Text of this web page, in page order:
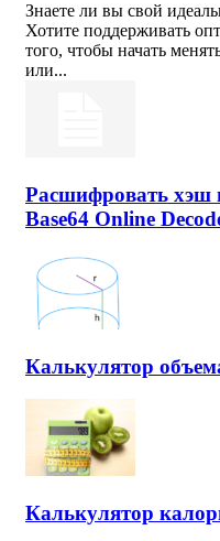
Знаете ли вы свой
Хотите поддерживать
того, чтобы начать
или...
Расшифровать хэш
Base64 Online
Калькулятор
Калькулятор